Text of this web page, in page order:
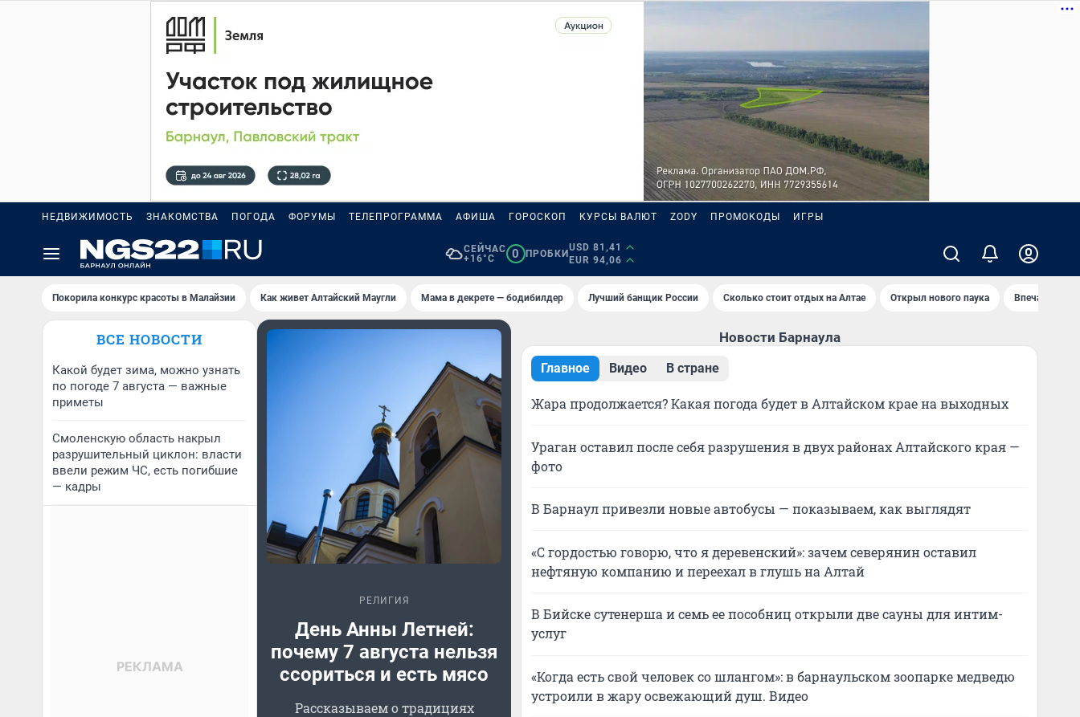
НЕДВИЖИМОСТЬ ЗНАКОМСТВА ПОГОДА ФОРУМЫ ТЕЛЕПРОГРАММА АФИША ГОРОСКОП КУРСЫ ВАЛЮТ ZODY ПРОМОКОДЫ ИГРЫ
СЕЙЧАС
+16°C
0 ПРОБКИ
USD 81,41
EUR 94,06
Покорила конкурс красоты в Малайзии Как живет Алтайский Маугли Мама в декрете — бодибилдер Лучший банщик России Сколько стоит отдых на Алтае Открыл нового паука Впечатления
ВСЕ НОВОСТИ
Какой будет зима, можно узнать
по погоде 7 августа — важные
приметы
Смоленскую область накрыл
разрушительный циклон: власти
ввели режим ЧС, есть погибшие
— кадры
РЕЛИГИЯ
День Анны Летней:
почему 7 августа нельзя
ссориться и есть мясо
Рассказываем о традициях
Новости Барнаула
Главное Видео В стране
Жара продолжается? Какая погода будет в Алтайском крае на выходных
Ураган оставил после себя разрушения в двух районах Алтайского края —
фото
В Барнаул привезли новые автобусы — показываем, как выглядят
«С гордостью говорю, что я деревенский»: зачем северянин оставил
нефтяную компанию и переехал в глушь на Алтай
В Бийске сутенерша и семь ее пособниц открыли две сауны для интим-
услуг
«Когда есть свой человек со шлангом»: в барнаульском зоопарке медведю
устроили в жару освежающий душ. Видео